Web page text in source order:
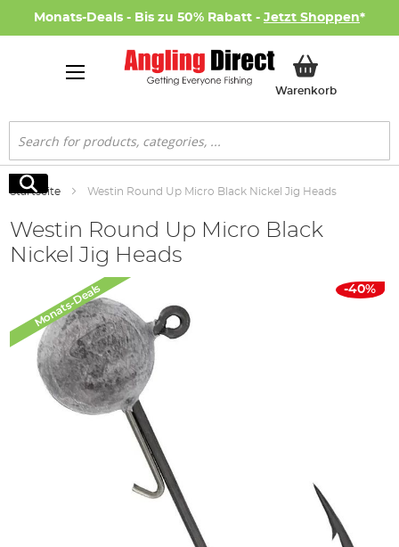
Monats-Deals - Bis zu 50% Rabatt - Jetzt Shoppen*
WarenkorbMein
Suche
Suche
Startseite Westin Round Up Micro Black Nickel Jig Heads
Westin Round Up Micro Black
Nickel Jig Heads
Bildgalerie
springen
Monats-Deals -40%